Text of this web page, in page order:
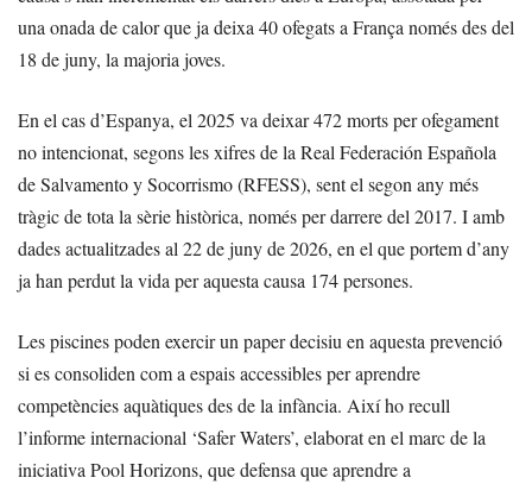
una onada de calor que ja deixa 40 ofegats a França només des del
18 de juny, la majoria joves.
En el cas d’Espanya, el 2025 va deixar 472 morts per ofegament
no intencionat, segons les xifres de la Real Federación Española
de Salvamento y Socorrismo (RFESS), sent el segon any més
tràgic de tota la sèrie històrica, només per darrere del 2017. I amb
dades actualitzades al 22 de juny de 2026, en el que portem d’any
ja han perdut la vida per aquesta causa 174 persones.
Les piscines poden exercir un paper decisiu en aquesta prevenció
si es consoliden com a espais accessibles per aprendre
competències aquàtiques des de la infància. Així ho recull
l’informe internacional ‘Safer Waters’, elaborat en el marc de la
iniciativa Pool Horizons, que defensa que aprendre a